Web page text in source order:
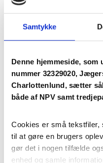
Samtykke
Denne hjemmeside, som
nummer 32329020,
Charlottenlund, sætter
både af NPV samt
Cookies er små tekstfiler,
til at gøre en brugers
gør det i nogen tilfælde
enhed og samle
Fremtidens
Engholmene
NPV melder alt
Københavns Havn
Verdens Vildeste
Engholmene